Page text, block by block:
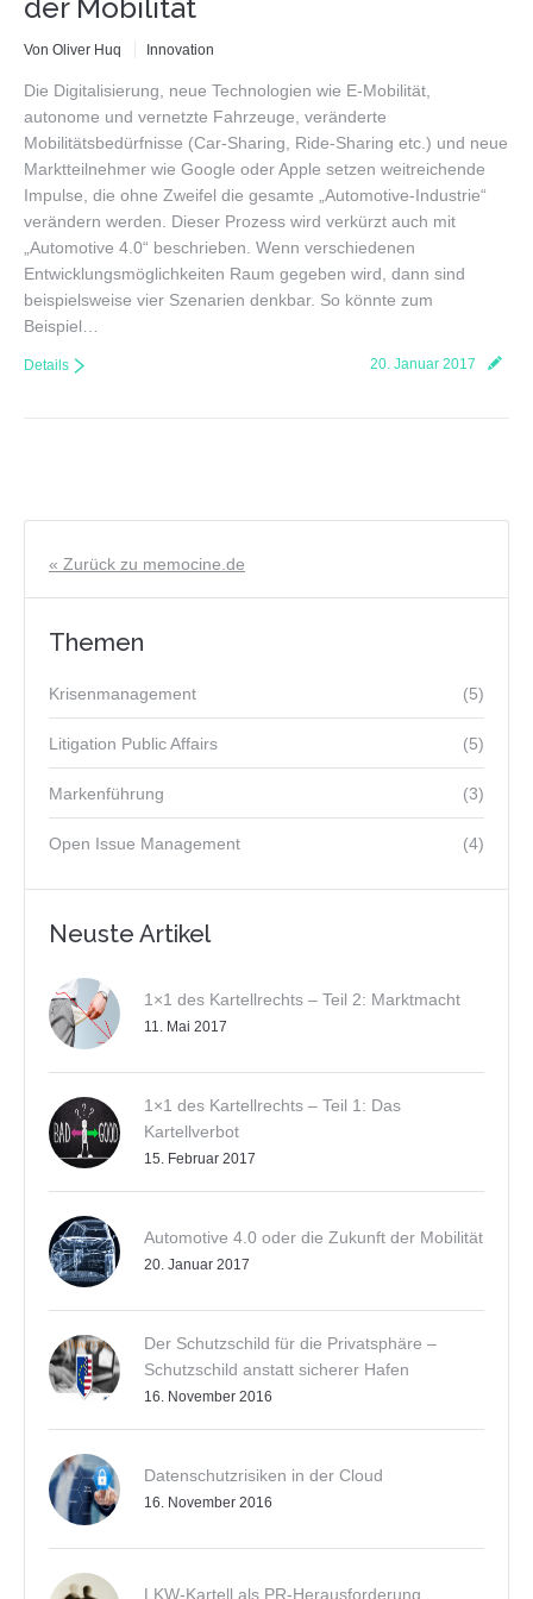
der Mobilität
Von Oliver Huq Innovation
Die Digitalisierung, neue Technologien wie E-Mobilität,
autonome und vernetzte Fahrzeuge, veränderte
Mobilitätsbedürfnisse (Car-Sharing, Ride-Sharing etc.) und neue
Marktteilnehmer wie Google oder Apple setzen weitreichende
Impulse, die ohne Zweifel die gesamte „Automotive-Industrie“
verändern werden. Dieser Prozess wird verkürzt auch mit
„Automotive 4.0“ beschrieben. Wenn verschiedenen
Entwicklungsmöglichkeiten Raum gegeben wird, dann sind
beispielsweise vier Szenarien denkbar. So könnte zum
Beispiel…
20. Januar 2017
Details
« Zurück zu memocine.de
Themen
(5)
Krisenmanagement
(5)
Litigation Public Affairs
(3)
Markenführung
(4)
Open Issue Management
Neuste Artikel
1×1 des Kartellrechts – Teil 2: Marktmacht
11. Mai 2017
1×1 des Kartellrechts – Teil 1: Das
Kartellverbot
15. Februar 2017
Automotive 4.0 oder die Zukunft der Mobilität
20. Januar 2017
Der Schutzschild für die Privatsphäre –
Schutzschild anstatt sicherer Hafen
16. November 2016
Datenschutzrisiken in der Cloud
16. November 2016
LKW-Kartell als PR-Herausforderung